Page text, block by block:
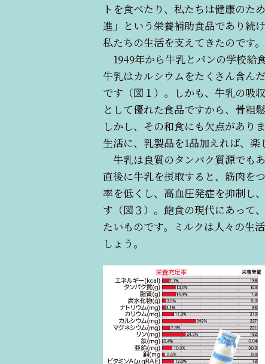
トを食べたり、私たちは健康のた
進」という栄養補助食品であり続
私たちの生活を支えてきたのです。
1949年から牛乳とパンの学校給
牛乳はカルシウムをたくさん含ん
です（図１）。しかも、牛乳の吸
として優れた食品ですから、骨粗
しかし、その和食にも欠点があり
生活に、乳製品を1品加えれば、楽
牛乳は良質のタンパク質源でも
直後に牛乳を摂取すると、筋肉を
率を低くし、高血圧発症を抑制し
す（図３）。飽食の現代にあって
たいものです。ミルクは人々の生
しょう。